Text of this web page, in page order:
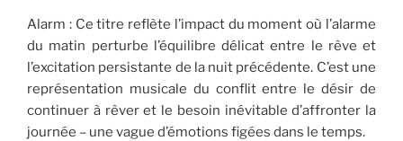
Alarm : Ce titre reflète l’impact du moment où l’alarme
du matin perturbe l’équilibre délicat entre le rêve et
l’excitation persistante de la nuit précédente. C’est une
représentation musicale du conflit entre le désir de
continuer à rêver et le besoin inévitable d’affronter la
journée – une vague d’émotions figées dans le temps.